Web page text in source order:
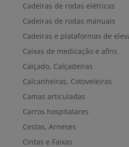
Cadeiras de rodas elétricas
Cadeiras de rodas manuais
Cadeiras e plataformas de
Caixas de medicação e afins
Calçado, Calçadeiras
Calcanheiras, Cotoveleiras
Camas articuladas
Carros hospitalares
Cestas, Arneses
Cintas e Faixas